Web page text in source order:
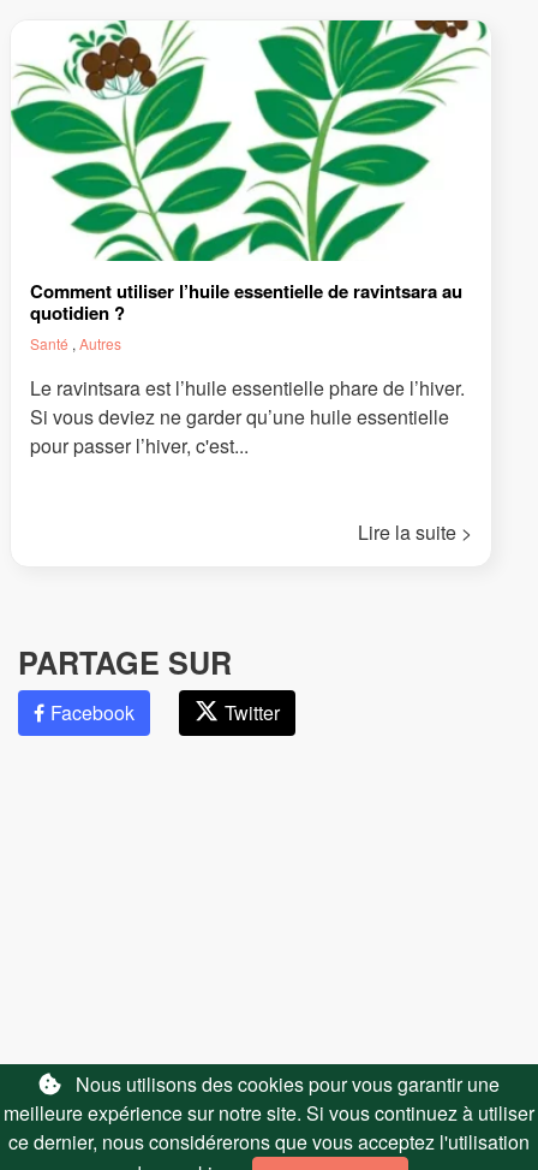
Comment utiliser l’huile essentielle de ravintsara au
quotidien ?
Santé , Autres
Le ravintsara est l’huile essentielle phare de l’hiver.
Si vous deviez ne garder qu’une huile essentielle
pour passer l’hiver, c'est...
Lire la suite >
PARTAGE SUR
Facebook Twitter
LIENS UTILES
Nous contacter
Affiliation
Nous utilisons des cookies pour vous garantir une
meilleure expérience sur notre site. Si vous continuez à utiliser
ce dernier, nous considérerons que vous acceptez l'utilisation